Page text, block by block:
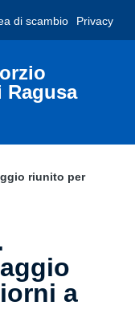
di scambio Privacy
Ragusa
riunito per
a